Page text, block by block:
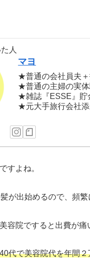
人
マヨ
★普通の会社員夫
★普通の主婦の実
★雑誌『ESSE』貯
★元大手旅行会社
すよね。
が出始めるので、頻繁
容院ですると出費が痛
40代で美容院代を年間